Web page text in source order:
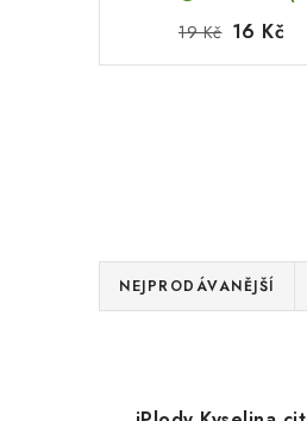
19 Kč 16 Kč
Ř
a
NEJPRODÁVANĚJŠÍ